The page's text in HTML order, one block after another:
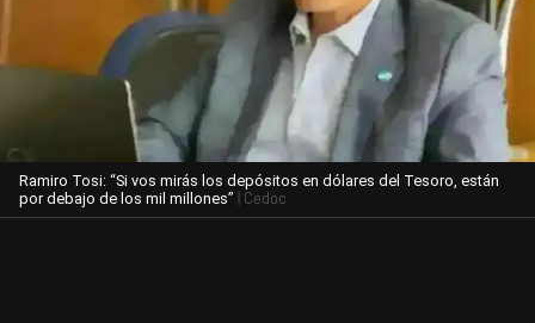
Ramiro Tosi: “Si vos mirás los depósitos en dólares del Tesoro, están
por debajo de los mil millones” | Cedoc